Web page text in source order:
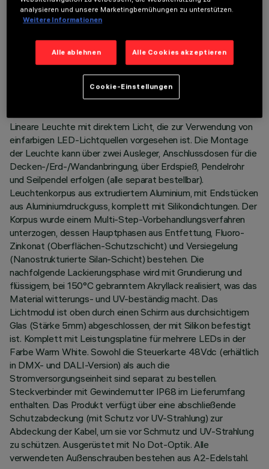
TECHNISCHE DATEN
LETZTES UPDATE: 06.08.2026
Lineare Leuchte mit direktem Licht, die zur Verwendung von
einfarbigen LED-Lichtquellen vorgesehen ist. Die Montage
der Leuchte kann über zwei Ausleger, Anschlussdosen für die
Decken-/Erd-/Wandanbringung, über Erdspieß, Pendelrohr
und Seilpendel erfolgen (alle separat bestellbar).
Leuchtenkorpus aus extrudiertem Aluminium, mit Endstücken
aus Aluminiumdruckguss, komplett mit Silikondichtungen. Der
Korpus wurde einem Multi-Step-Vorbehandlungsverfahren
unterzogen, dessen Hauptphasen aus Entfettung, Fluoro-
Zinkonat (Oberflächen-Schutzschicht) und Versiegelung
(Nanostrukturierte Silan-Schicht) bestehen. Die
nachfolgende Lackierungsphase wird mit Grundierung und
flüssigem, bei 150°C gebranntem Akryllack realisiert, was das
Material witterungs- und UV-beständig macht. Das
Lichtmodul ist oben durch einen Schirm aus durchsichtigem
Glas (Stärke 5mm) abgeschlossen, der mit Silikon befestigt
ist. Komplett mit Leistungsplatine für mehrere LEDs in der
Farbe Warm White. Sowohl die Steuerkarte 48Vdc (erhältlich
in DMX- und DALI-Version) als auch die
Stromversorgungseinheit sind separat zu bestellen.
Steckverbinder mit Gewindemutter IP68 im Lieferumfang
enthalten. Das Produkt verfügt über eine abschließende
Schutzabdeckung (mit Schutz vor UV-Strahlung) zur
Abdeckung der Kabel, um sie vor Schmutz und UV-Strahlung
zu schützen. Ausgerüstet mit No Dot-Optik. Alle
verwendeten Außenschrauben bestehen aus A2-Edelstahl.
analysieren und unsere Marketingbemühungen zu unterstützen.
Weitere Informationen
Alle ablehnen Alle Cookies akzeptieren
Cookie-Einstellungen